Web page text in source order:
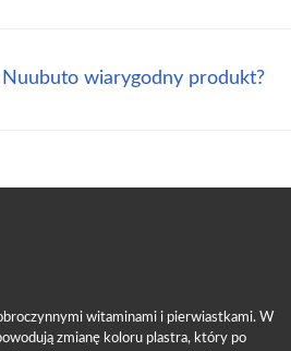
wiarygodny produkt?
witaminami i pierwiastkami. W
zmianę koloru plastra, który po